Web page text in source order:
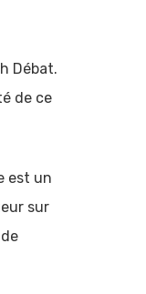
Débat.
de ce
est un
sur